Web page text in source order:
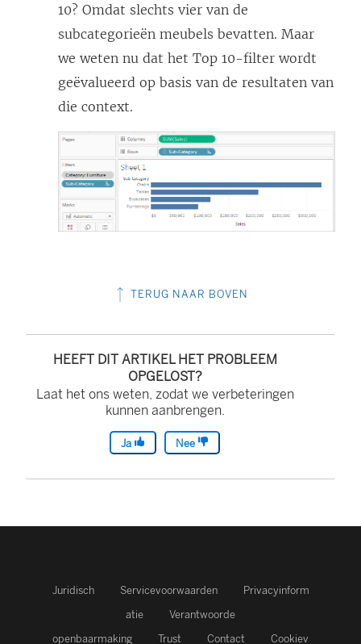
10? Omdat slechts vier van de
subcategorieën meubels bevatten. Maar
we weten nu dat het Top 10-filter wordt
geëvalueerd op basis van de resultaten van
die context.
TERUG NAAR BOVEN
HEEFT DIT ARTIKEL HET PROBLEEM
OPGELOST?
Laat het ons weten, zodat we verbeteringen
kunnen aanbrengen.
Ja Nee
Juridisch Servicevoorwaarden
Privacyinform
atie
Verantwoorde
openbaarmaking
Trust Contact Cookiev